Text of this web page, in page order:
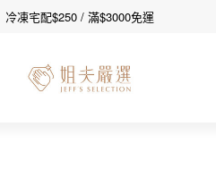
冷凍宅配$250 / 滿$3000免運